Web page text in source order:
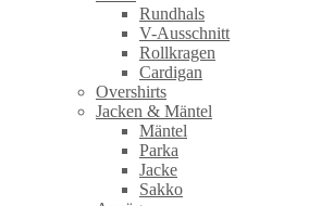
Rundhals
V-Ausschnitt
Rollkragen
Cardigan
Overshirts
Jacken & Mäntel
Mäntel
Parka
Jacke
Sakko